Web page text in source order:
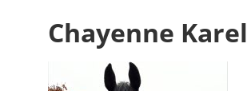
Chayenne Karel